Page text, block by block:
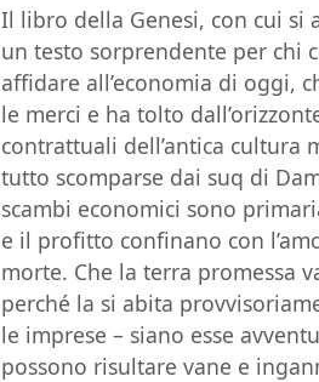
Il libro della Genesi, con cui si
un testo sorprendente per chi
affidare all’economia di oggi,
le merci e ha tolto
contrattuali dell’antica cultura
tutto scomparse dai suq di
scambi economici sono
e il profitto confinano con
morte. Che la terra promessa
perché la si abita
le imprese – siano esse
possono risultare vane e